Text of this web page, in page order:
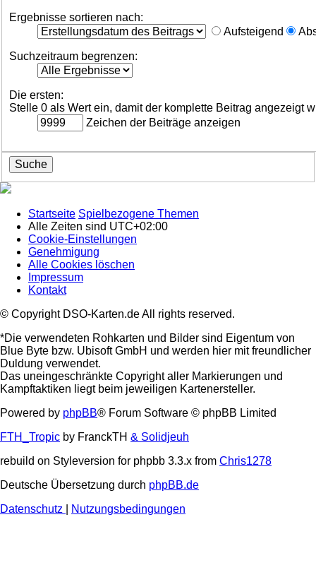
Ergebnisse sortieren nach:
Aufsteigend
Suchzeitraum begrenzen:
Die ersten:
Stelle 0 als Wert ein, damit der komplette Beitrag angezeigt
Zeichen der Beiträge anzeigen
Startseite Spielbezogene Themen
Alle Zeiten sind UTC+02:00
Cookie-Einstellungen
Genehmigung
Alle Cookies löschen
Impressum
Kontakt
© Copyright DSO-Karten.de All rights reserved.
*Die verwendeten Rohkarten und Bilder sind Eigentum von
Blue Byte bzw. Ubisoft GmbH und werden hier mit freundlicher
Duldung verwendet.
Das uneingeschränkte Copyright aller Markierungen und
Kampftaktiken liegt beim jeweiligen Kartenersteller.
Powered by phpBB® Forum Software © phpBB Limited
FTH_Tropic by FranckTH & Solidjeuh
rebuild on Styleversion for phpbb 3.3.x from Chris1278
Deutsche Übersetzung durch phpBB.de
Datenschutz
Nutzungsbedingungen